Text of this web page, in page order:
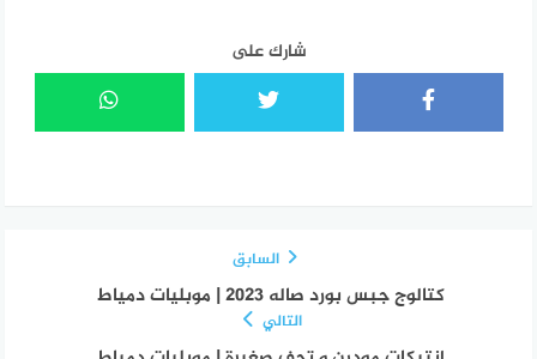
شارك على
السابق
كتالوج جبس بورد صاله 2023 | موبليات دمياط
التالي